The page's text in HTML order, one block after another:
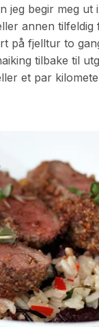
jeg begir meg ut
annen tilfeldig
på fjelltur to
tilbake til
et par